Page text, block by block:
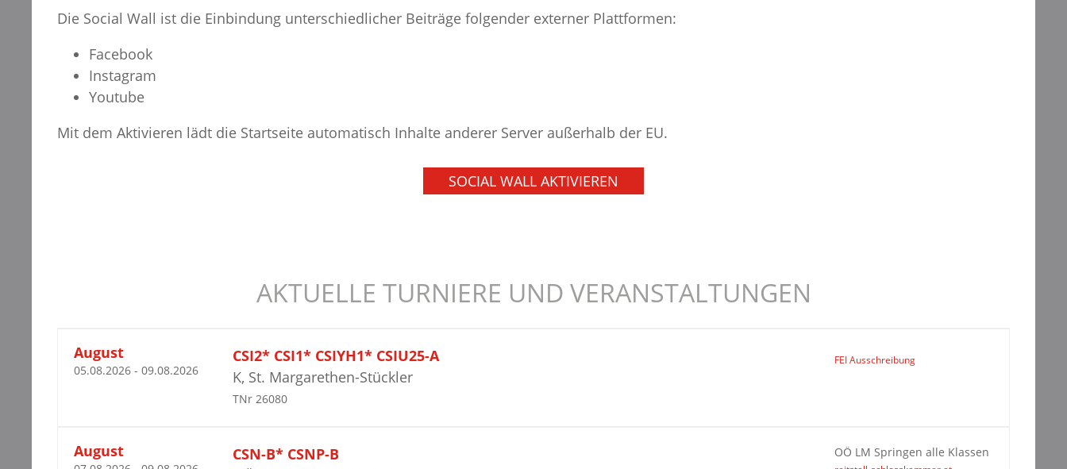
Die Social Wall ist die Einbindung unterschiedlicher Beiträge folgender externer Plattformen:
Facebook
Instagram
Youtube
Mit dem Aktivieren lädt die Startseite automatisch Inhalte anderer Server außerhalb der EU.
SOCIAL WALL AKTIVIEREN
AKTUELLE TURNIERE UND VERANSTALTUNGEN
August
05.08.2026 - 09.08.2026
CSI2* CSI1* CSIYH1* CSIU25-A
K, St. Margarethen-Stückler
TNr 26080
FEI Ausschreibung
August
CSN-B* CSNP-B
OÖ LM Springen alle Klassen